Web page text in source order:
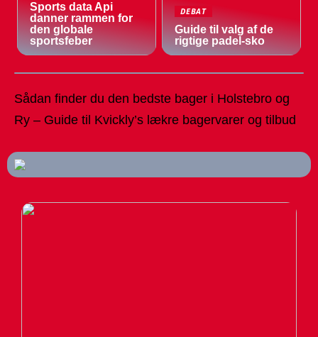
Sports data Api
danner rammen for
den globale
sportsfeber
DEBAT
Guide til valg af de
rigtige padel-sko
Sådan finder du den bedste bager i Holstebro og
Ry – Guide til Kvickly’s lækre bagervarer og tilbud